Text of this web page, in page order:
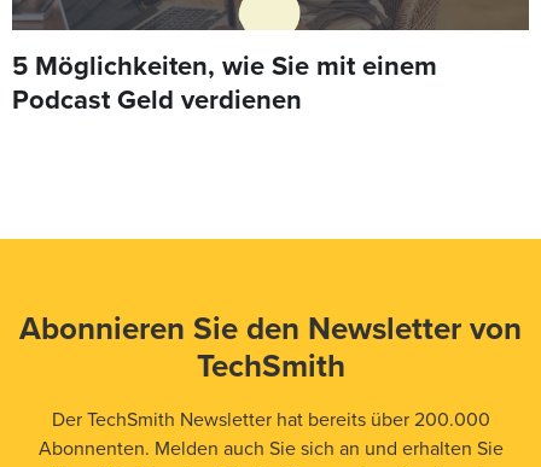
5 Möglichkeiten, wie Sie mit einem
Podcast Geld verdienen
Abonnieren Sie den Newsletter von
TechSmith
Der TechSmith Newsletter hat bereits über 200.000
Abonnenten. Melden auch Sie sich an und erhalten Sie